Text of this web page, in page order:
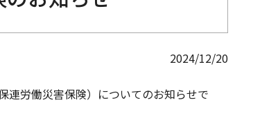
2024/12/20
連労働災害保険）についてのお知らせで